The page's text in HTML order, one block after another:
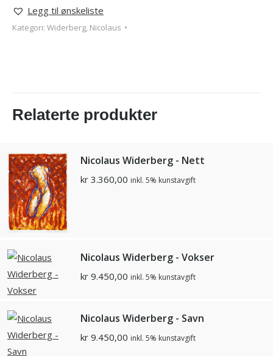
Legg til ønskeliste
Kategori: Widerberg, Nicolaus
Relaterte produkter
Nicolaus Widerberg - Nett
kr 3.360,00 inkl. 5% kunstavgift
Nicolaus Widerberg - Vokser
kr 9.450,00 inkl. 5% kunstavgift
Nicolaus Widerberg - Savn
kr 9.450,00 inkl. 5% kunstavgift